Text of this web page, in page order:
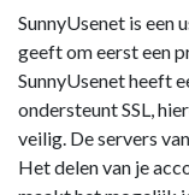
SunnyUsenet is een
geeft om eerst een
SunnyUsenet heeft
ondersteunt SSL,
veilig. De servers
Het delen van je